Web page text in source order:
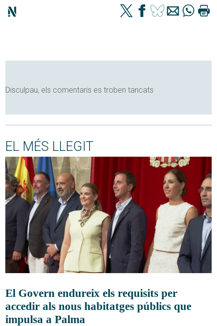
Disculpau, els comentaris es troben tancats
EL MÉS LLEGIT
El Govern endureix els requisits per
accedir als nous habitatges públics que
impulsa a Palma